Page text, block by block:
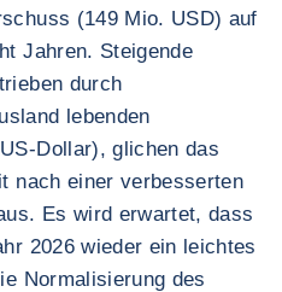
(149 Mio. USD) auf
Jahren. Steigende
durch
lebenden
Dollar), glichen das
nach einer verbesserten
Es wird erwartet, dass
2026 wieder ein leichtes
Normalisierung des